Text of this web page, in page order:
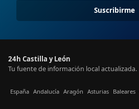
Suscribirme
24h Castilla y León
Tu fuente de información local actualizada.
España Andalucía Aragón Asturias Baleares